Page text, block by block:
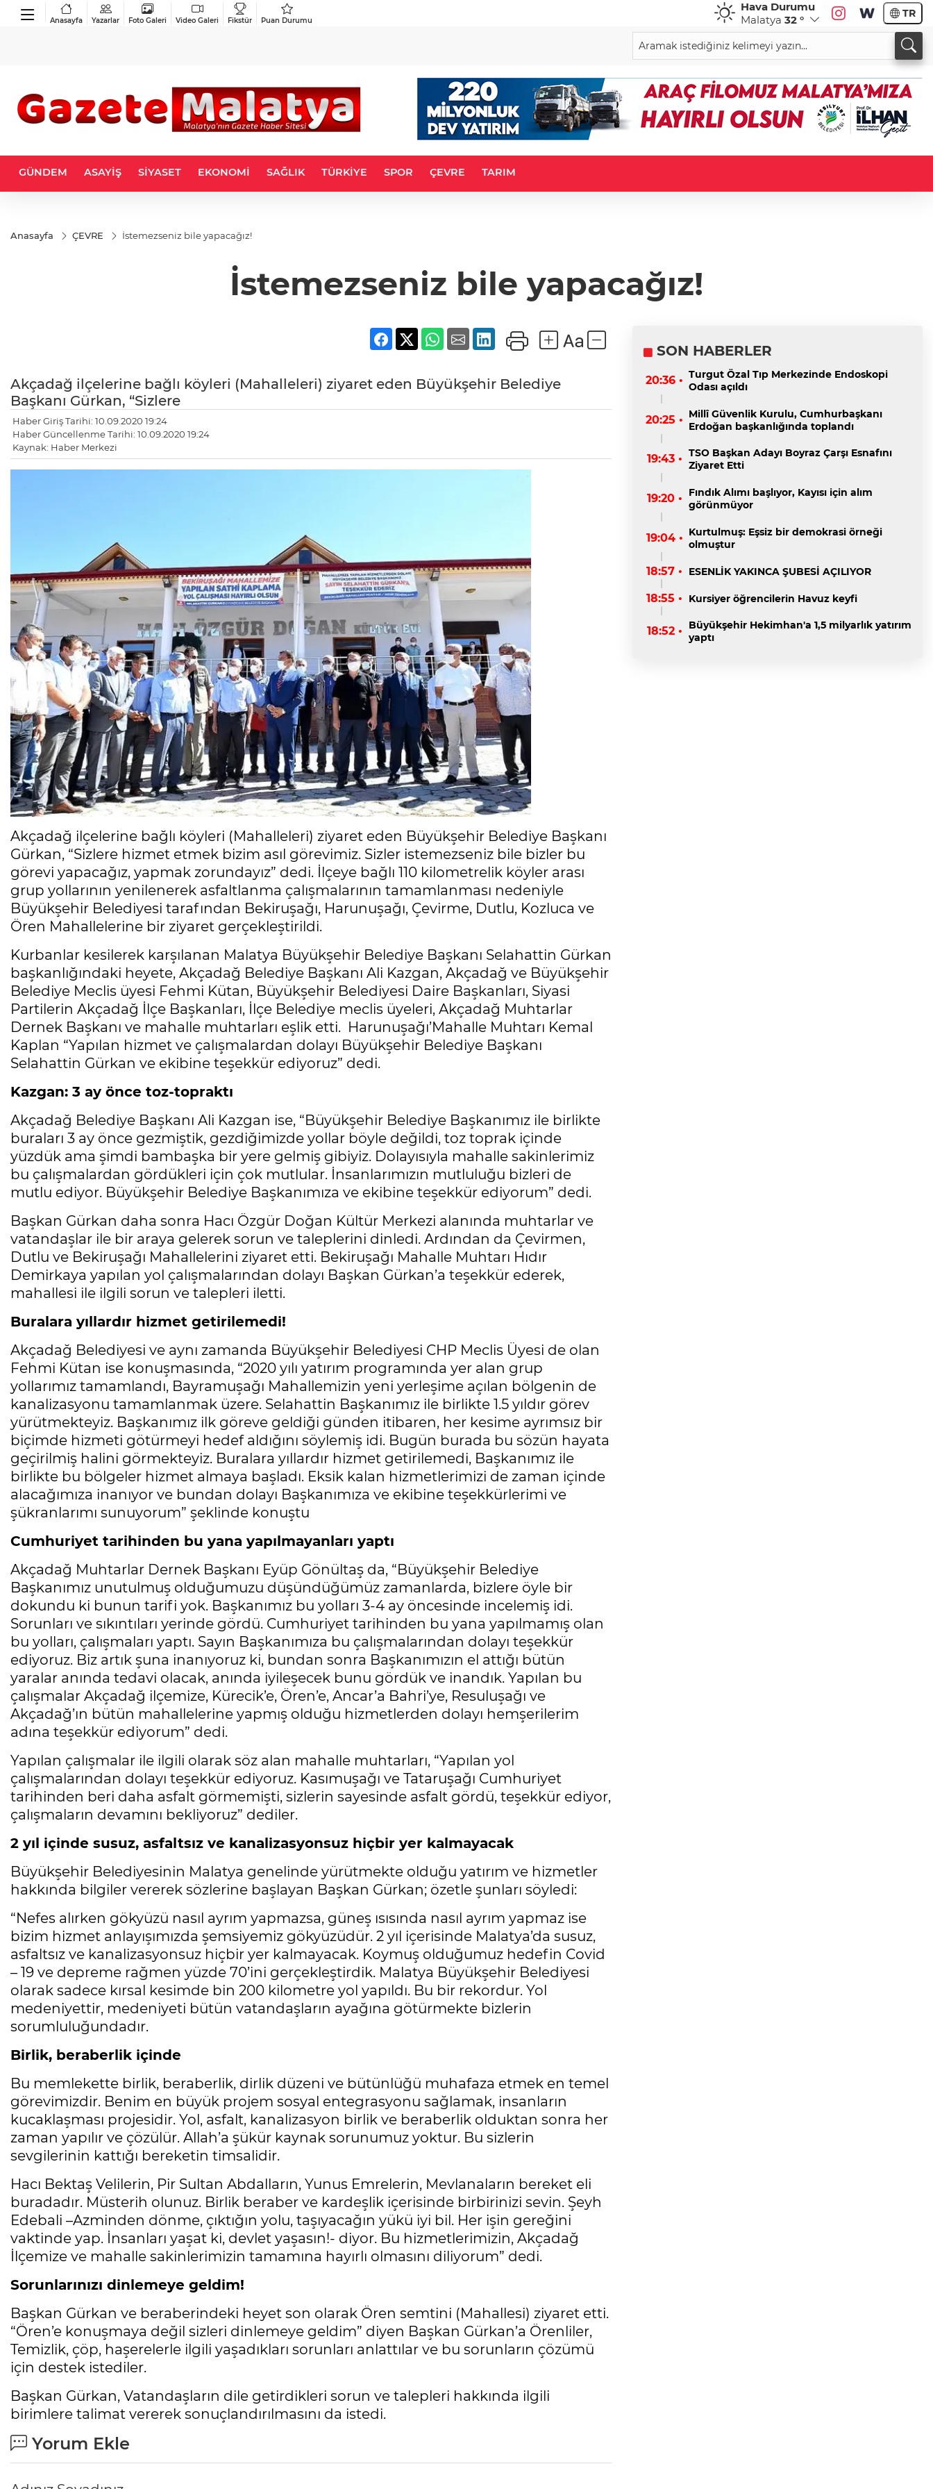
Anasayfa Yazarlar Foto Galeri Video Galeri Fikstür Puan Durumu
Hava Durumu
Malatya 32 ° TR
GÜNDEM ASAYİŞ SİYASET EKONOMİ SAĞLIK TÜRKİYE SPOR ÇEVRE TARIM
Anasayfa ÇEVRE İstemezseniz bile yapacağız!
İstemezseniz bile yapacağız!
Akçadağ ilçelerine bağlı köyleri (Mahalleleri) ziyaret eden Büyükşehir Belediye
Başkanı Gürkan, “Sizlere
Haber Giriş Tarihi: 10.09.2020 19:24
Haber Güncellenme Tarihi: 10.09.2020 19:24
Kaynak: Haber Merkezi
Akçadağ ilçelerine bağlı köyleri (Mahalleleri) ziyaret eden Büyükşehir Belediye Başkanı
Gürkan, “Sizlere hizmet etmek bizim asıl görevimiz. Sizler istemezseniz bile bizler bu
görevi yapacağız, yapmak zorundayız” dedi. İlçeye bağlı 110 kilometrelik köyler arası
grup yollarının yenilenerek asfaltlanma çalışmalarının tamamlanması nedeniyle
Büyükşehir Belediyesi tarafından Bekiruşağı, Harunuşağı, Çevirme, Dutlu, Kozluca ve
Ören Mahallelerine bir ziyaret gerçekleştirildi.
Kurbanlar kesilerek karşılanan Malatya Büyükşehir Belediye Başkanı Selahattin Gürkan
başkanlığındaki heyete, Akçadağ Belediye Başkanı Ali Kazgan, Akçadağ ve Büyükşehir
Belediye Meclis üyesi Fehmi Kütan, Büyükşehir Belediyesi Daire Başkanları, Siyasi
Partilerin Akçadağ İlçe Başkanları, İlçe Belediye meclis üyeleri, Akçadağ Muhtarlar
Dernek Başkanı ve mahalle muhtarları eşlik etti. Harunuşağı’Mahalle Muhtarı Kemal
Kaplan “Yapılan hizmet ve çalışmalardan dolayı Büyükşehir Belediye Başkanı
Selahattin Gürkan ve ekibine teşekkür ediyoruz” dedi.
Kazgan: 3 ay önce toz-topraktı
Akçadağ Belediye Başkanı Ali Kazgan ise, “Büyükşehir Belediye Başkanımız ile birlikte
buraları 3 ay önce gezmiştik, gezdiğimizde yollar böyle değildi, toz toprak içinde
yüzdük ama şimdi bambaşka bir yere gelmiş gibiyiz. Dolayısıyla mahalle sakinlerimiz
bu çalışmalardan gördükleri için çok mutlular. İnsanlarımızın mutluluğu bizleri de
mutlu ediyor. Büyükşehir Belediye Başkanımıza ve ekibine teşekkür ediyorum” dedi.
Başkan Gürkan daha sonra Hacı Özgür Doğan Kültür Merkezi alanında muhtarlar ve
vatandaşlar ile bir araya gelerek sorun ve taleplerini dinledi. Ardından da Çevirmen,
Dutlu ve Bekiruşağı Mahallelerini ziyaret etti. Bekiruşağı Mahalle Muhtarı Hıdır
Demirkaya yapılan yol çalışmalarından dolayı Başkan Gürkan’a teşekkür ederek,
mahallesi ile ilgili sorun ve talepleri iletti.
Buralara yıllardır hizmet getirilemedi!
Akçadağ Belediyesi ve aynı zamanda Büyükşehir Belediyesi CHP Meclis Üyesi de olan
Fehmi Kütan ise konuşmasında, “2020 yılı yatırım programında yer alan grup
yollarımız tamamlandı, Bayramuşağı Mahallemizin yeni yerleşime açılan bölgenin de
kanalizasyonu tamamlanmak üzere. Selahattin Başkanımız ile birlikte 1.5 yıldır görev
yürütmekteyiz. Başkanımız ilk göreve geldiği günden itibaren, her kesime ayrımsız bir
biçimde hizmeti götürmeyi hedef aldığını söylemiş idi. Bugün burada bu sözün hayata
geçirilmiş halini görmekteyiz. Buralara yıllardır hizmet getirilemedi, Başkanımız ile
birlikte bu bölgeler hizmet almaya başladı. Eksik kalan hizmetlerimizi de zaman içinde
alacağımıza inanıyor ve bundan dolayı Başkanımıza ve ekibine teşekkürlerimi ve
şükranlarımı sunuyorum” şeklinde konuştu
Cumhuriyet tarihinden bu yana yapılmayanları yaptı
Akçadağ Muhtarlar Dernek Başkanı Eyüp Gönültaş da, “Büyükşehir Belediye
Başkanımız unutulmuş olduğumuzu düşündüğümüz zamanlarda, bizlere öyle bir
dokundu ki bunun tarifi yok. Başkanımız bu yolları 3-4 ay öncesinde incelemiş idi.
Sorunları ve sıkıntıları yerinde gördü. Cumhuriyet tarihinden bu yana yapılmamış olan
bu yolları, çalışmaları yaptı. Sayın Başkanımıza bu çalışmalarından dolayı teşekkür
ediyoruz. Biz artık şuna inanıyoruz ki, bundan sonra Başkanımızın el attığı bütün
yaralar anında tedavi olacak, anında iyileşecek bunu gördük ve inandık. Yapılan bu
çalışmalar Akçadağ ilçemize, Kürecik’e, Ören’e, Ancar’a Bahri’ye, Resuluşağı ve
Akçadağ’ın bütün mahallelerine yapmış olduğu hizmetlerden dolayı hemşerilerim
adına teşekkür ediyorum” dedi.
Yapılan çalışmalar ile ilgili olarak söz alan mahalle muhtarları, “Yapılan yol
çalışmalarından dolayı teşekkür ediyoruz. Kasımuşağı ve Tataruşağı Cumhuriyet
tarihinden beri daha asfalt görmemişti, sizlerin sayesinde asfalt gördü, teşekkür ediyor,
çalışmaların devamını bekliyoruz” dediler.
2 yıl içinde susuz, asfaltsız ve kanalizasyonsuz hiçbir yer kalmayacak
Büyükşehir Belediyesinin Malatya genelinde yürütmekte olduğu yatırım ve hizmetler
hakkında bilgiler vererek sözlerine başlayan Başkan Gürkan; özetle şunları söyledi:
“Nefes alırken gökyüzü nasıl ayrım yapmazsa, güneş ısısında nasıl ayrım yapmaz ise
bizim hizmet anlayışımızda şemsiyemiz gökyüzüdür. 2 yıl içerisinde Malatya’da susuz,
asfaltsız ve kanalizasyonsuz hiçbir yer kalmayacak. Koymuş olduğumuz hedefin Covid
– 19 ve depreme rağmen yüzde 70’ini gerçekleştirdik. Malatya Büyükşehir Belediyesi
olarak sadece kırsal kesimde bin 200 kilometre yol yapıldı. Bu bir rekordur. Yol
medeniyettir, medeniyeti bütün vatandaşların ayağına götürmekte bizlerin
sorumluluğundadır.
Birlik, beraberlik içinde
Bu memlekette birlik, beraberlik, dirlik düzeni ve bütünlüğü muhafaza etmek en temel
görevimizdir. Benim en büyük projem sosyal entegrasyonu sağlamak, insanların
kucaklaşması projesidir. Yol, asfalt, kanalizasyon birlik ve beraberlik olduktan sonra her
zaman yapılır ve çözülür. Allah’a şükür kaynak sorunumuz yoktur. Bu sizlerin
sevgilerinin kattığı bereketin timsalidir.
Hacı Bektaş Velilerin, Pir Sultan Abdalların, Yunus Emrelerin, Mevlanaların bereket eli
buradadır. Müsterih olunuz. Birlik beraber ve kardeşlik içerisinde birbirinizi sevin. Şeyh
Edebali –Azminden dönme, çıktığın yolu, taşıyacağın yükü iyi bil. Her işin gereğini
vaktinde yap. İnsanları yaşat ki, devlet yaşasın!- diyor. Bu hizmetlerimizin, Akçadağ
İlçemize ve mahalle sakinlerimizin tamamına hayırlı olmasını diliyorum” dedi.
Sorunlarınızı dinlemeye geldim!
Başkan Gürkan ve beraberindeki heyet son olarak Ören semtini (Mahallesi) ziyaret etti.
“Ören’e konuşmaya değil sizleri dinlemeye geldim” diyen Başkan Gürkan’a Örenliler,
Temizlik, çöp, haşerelerle ilgili yaşadıkları sorunları anlattılar ve bu sorunların çözümü
için destek istediler.
Başkan Gürkan, Vatandaşların dile getirdikleri sorun ve talepleri hakkında ilgili
birimlere talimat vererek sonuçlandırılmasını da istedi.
Yorum Ekle
SON HABERLER
20:36 • Turgut Özal Tıp Merkezinde Endoskopi
Odası açıldı
20:25 • Millî Güvenlik Kurulu, Cumhurbaşkanı
Erdoğan başkanlığında toplandı
19:43 • TSO Başkan Adayı Boyraz Çarşı Esnafını
Ziyaret Etti
19:20 •
Fındık Alımı başlıyor, Kayısı için alım
görünmüyor
19:04 • Kurtulmuş: Eşsiz bir demokrasi örneği
olmuştur
18:57 • ESENLİK YAKINCA ŞUBESİ AÇILIYOR
18:55 • Kursiyer öğrencilerin Havuz keyfi
18:52 •
Büyükşehir Hekimhan'a 1,5 milyarlık yatırım
yaptı